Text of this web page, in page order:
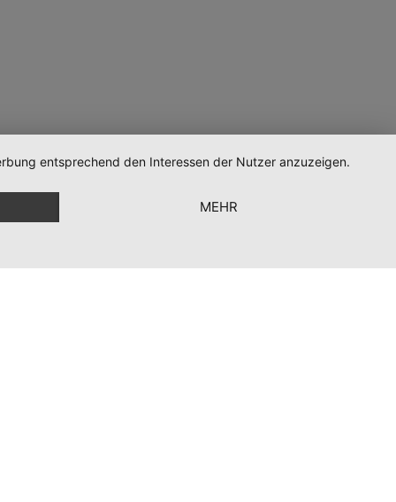
entsprechend den Interessen der Nutzer anzuzeigen.
MEHR